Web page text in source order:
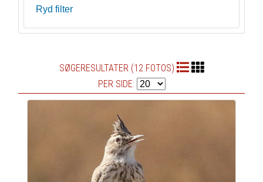
Ryd filter
SØGERESULTATER (12 FOTOS)
PER SIDE: